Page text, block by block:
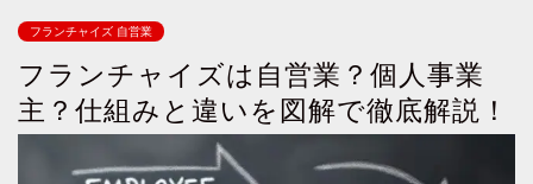
フランチャイズ 自営業
フランチャイズは自営業？個人事業
主？仕組みと違いを図解で徹底解説！